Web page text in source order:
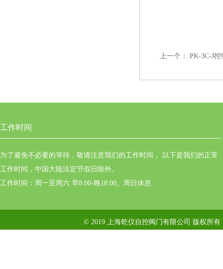
上一个： PK-3C-J
工作时间
为了避免不必要的等待，敬请注意我们的工作时间 。以下是我们的正常
工作时间，中国大陆法定节假日除外。
工作时间：周一至周六 早8:00-晚18:00。周日休息
© 2019 上海乾仪自控阀门有限公司 版权所有